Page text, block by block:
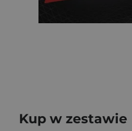
Kup w zestawie